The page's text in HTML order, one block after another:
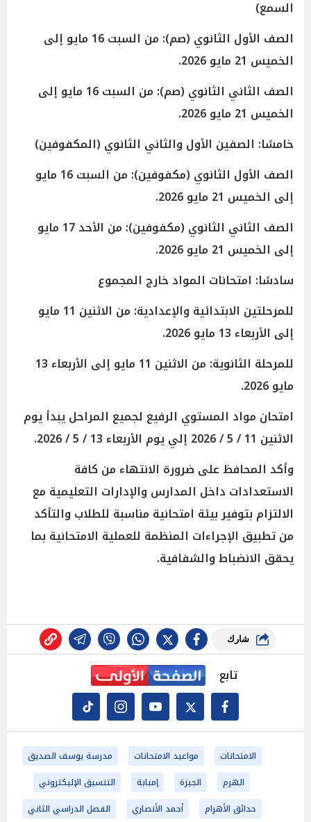
السمع)
الصف الأول الثانوي (صم): من السبت 16 مايو إلى
الخميس 21 مايو 2026.
الصف الثاني الثانوي (صم): من السبت 16 مايو إلى
الخميس 21 مايو 2026.
خامسًا: الصفين الأول والثاني الثانوي (المكفوفين)
الصف الأول الثانوي (مكفوفين): من السبت 16 مايو
إلى الخميس 21 مايو 2026.
الصف الثاني الثانوي (مكفوفين): من الأحد 17 مايو
إلى الخميس 21 مايو 2026.
سادسًا: امتحانات المواد خارج المجموع
للمرحلتين الابتدائية والإعدادية: من الاثنين 11 مايو
إلى الأربعاء 13 مايو 2026.
للمرحلة الثانوية: من الاثنين 11 مايو إلى الأربعاء 13
مايو 2026.
امتحان مواد المستوي الرفيع لجميع المراحل يبدأ يوم
الاثنين 11 / 5 / 2026 إلي يوم الأربعاء 13 / 5 / 2026.
وأكد المحافظ على ضرورة الانتهاء من كافة
الاستعدادات داخل المدارس والإدارات التعليمية مع
الالتزام بتوفير بيئة امتحانية مناسبة للطلاب والتأكد
من تطبيق الإجراءات المنظمة للعملية الامتحانية بما
يحقق الانضباط والشفافية.
شارك
تابع
الامتحانات مواعيد الامتحانات
مدرسة يوسف الصديق
الهرم
الجيزة إمبابة
التنسيق الإليكتروني
حدائق الأهرام
أحمد الأنصاري
الفصل الدراسي الثاني